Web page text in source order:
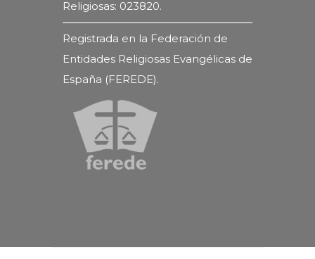
Religiosas: 023820.
Registrada en la Federación de
Entidades Religiosas Evangélicas de
España (FEREDE).